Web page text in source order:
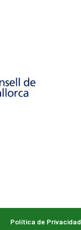
Política de Privacidad